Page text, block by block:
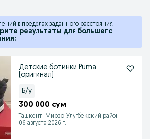
в пределах заданного расстояния.
результаты для большего
Детские ботинки Puma
(оригинал)
Б/у
300 000 сум
Ташкент, Мирзо-Улугбекский район
06 августа 2026 г.